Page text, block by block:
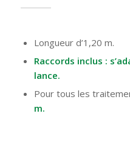
Longueur d’1,20 m.
Raccords inclus :
lance.
Pour tous les
m.